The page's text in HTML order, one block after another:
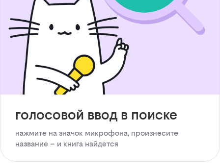
голосовой ввод в поиске
нажмите на значок микрофона, произнесите
название – и книга найдется